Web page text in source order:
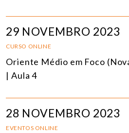
29 NOVEMBRO 2023
CURSO ONLINE
Oriente Médio em Foco
| Aula 4
28 NOVEMBRO 2023
EVENTOS ONLINE